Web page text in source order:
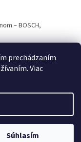
prechádzaním
Viac
Súhlasím
– BOSCH,
práva vyhradené.